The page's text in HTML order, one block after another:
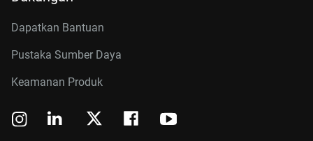
Dapatkan Bantuan
Pustaka Sumber Daya
Keamanan Produk